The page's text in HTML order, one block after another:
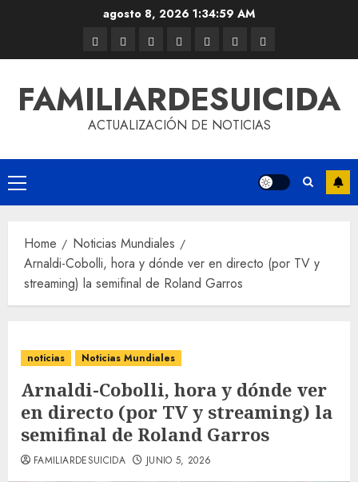
agosto 8, 2026 1:34:59 AM
FAMILIARDESUICIDA
ACTUALIZACIÓN DE NOTICIAS
Home
Noticias Mundiales
Arnaldi-Cobolli, hora y dónde ver en directo (por TV y
streaming) la semifinal de Roland Garros
noticias Noticias Mundiales
Arnaldi-Cobolli, hora y dónde ver
en directo (por TV y streaming) la
semifinal de Roland Garros
FAMILIARDESUICIDA JUNIO 5, 2026